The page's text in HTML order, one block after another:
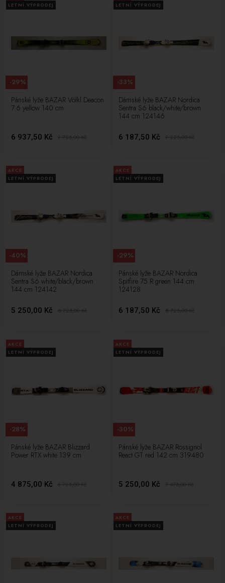
LETNÍ VÝPRODEJ
Pánské lyže BAZAR Völkl Deacon
7.6 yellow 140 cm
6 937,50 Kč 9 725,00Kč
-29%
LETNÍ VÝPRODEJ
Dámské lyže BAZAR Nordica
Sentra S6 black/white/brown
144 cm 124146
6 187,50 Kč 9 225,00Kč
-33%
AKCE
LETNÍ VÝPRODEJ
Dámské lyže BAZAR Nordica
Sentra S6 white/black/brown
144 cm 124142
5 250,00 Kč 8 725,00Kč
-40%
AKCE
LETNÍ VÝPRODEJ
Pánské lyže BAZAR Nordica
Spitfire 75 R green 144 cm
124128
6 187,50 Kč 8 725,00Kč
-29%
AKCE
LETNÍ VÝPRODEJ
Pánské lyže BAZAR Blizzard
Power RTX white 139 cm
4 875,00 Kč 6 725,00Kč
-28%
AKCE
LETNÍ VÝPRODEJ
Pánské lyže BAZAR Rossignol
React GT red 142 cm 319480
5 250,00 Kč 7 475,00Kč
-30%
AKCE
LETNÍ VÝPRODEJ
AKCE
LETNÍ VÝPRODEJ